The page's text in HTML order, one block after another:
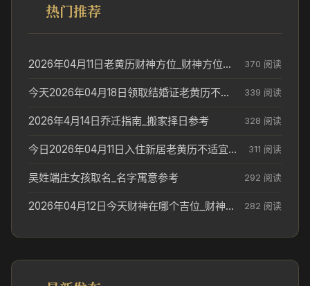
热门推荐
2026年04月11日老黄历财神方位_财神方位与供奉讲究 370 阅读
今天2026年04月18日领取结婚证老黄历不适合吗_领证日期参考 339 阅读
2026年4月14日乔迁指南_搬家择日参考 328 阅读
今日2026年04月11日入住新居老黄历不适宜吗_搬家择日参考 311 阅读
吴姓端庄女孩取名_名字寓意参考 292 阅读
2026年04月12日今天财神在哪个吉位_财神方位参考 282 阅读